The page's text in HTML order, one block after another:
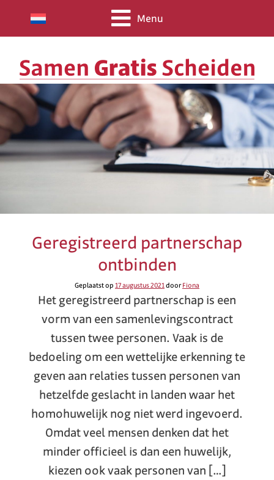
Menu
Geregistreerd partnerschap
ontbinden
Geplaatst op17 augustus 2021doorFiona
Het geregistreerd partnerschap is een
vorm van een samenlevingscontract
tussen twee personen. Vaak is de
bedoeling om een wettelijke erkenning te
geven aan relaties tussen personen van
hetzelfde geslacht in landen waar het
homohuwelijk nog niet werd ingevoerd.
Omdat veel mensen denken dat het
minder officieel is dan een huwelijk,
kiezen ook vaak personen van […]